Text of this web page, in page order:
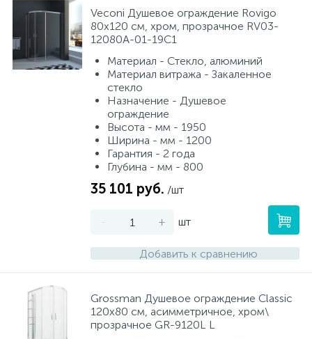
Veconi Душевое ограждение Rovigo
80х120 см, хром, прозрачное RV03-
12080A-01-19C1
Материал - Стекло, алюминий
Материал витража - Закаленное
стекло
Назначение - Душевое
ограждение
Высота - мм - 1950
Ширина - мм - 1200
Гарантия - 2 года
Глубина - мм - 800
35 101 руб. /шт
- + шт
Добавить к сравнению
Grossman Душевое ограждение Classic
120х80 см, асимметричное, хром\
прозрачное GR-9120L L